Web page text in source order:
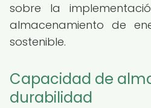
sobre la
almacenamiento de
sostenible.
Capacidad de
durabilidad